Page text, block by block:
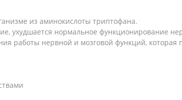
из аминокислоты триптофана.
ухудшается нормальное функционирование
работы нервной и мозговой функций, которая